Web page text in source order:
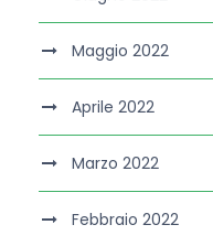
Maggio 2022
Aprile 2022
Marzo 2022
Febbraio 2022